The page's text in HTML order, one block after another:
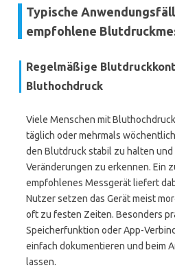
Typische
empfohlene
Regelmäßige
Bluthochdruck
Viele Menschen mit
täglich oder mehrmals
den Blutdruck stabil zu halten
Veränderungen zu erkennen. Ein
empfohlenes Messgerät liefert
Nutzer setzen das Gerät meist
oft zu festen Zeiten. Besonders
Speicherfunktion oder App-
einfach dokumentieren und beim
lassen.